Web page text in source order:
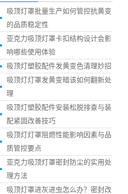
吸顶灯罩批量生产如何管控抗黄变
的品质稳定性
亚克力吸顶灯罩卡扣结构设计会影
响哪些使用体验
吸顶灯塑胶配件发黄变色清理妙招
吸顶灯灯罩发黄变暗该如何翻新处
理
吸顶灯塑胶配件安装松脱排查与装
配紧固改善技巧
吸顶灯灯罩阻燃性能影响因素与品
质管控要点
亚克力吸顶灯罩密封防尘的实用处
理方法
吸顶灯罩进灰进虫怎么办？密封改